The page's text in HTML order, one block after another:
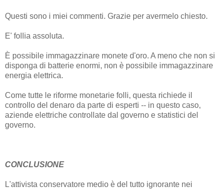
Questi sono i miei commenti. Grazie per avermelo chiesto.
E' follia assoluta.
È possibile immagazzinare monete d'oro. A meno che non si
disponga di batterie enormi, non è possibile immagazzinare
energia elettrica.
Come tutte le riforme monetarie folli, questa richiede il
controllo del denaro da parte di esperti -- in questo caso,
aziende elettriche controllate dal governo e statistici del
governo.
CONCLUSIONE
L'attivista conservatore medio è del tutto ignorante nei